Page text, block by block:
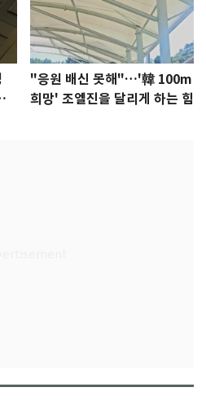
"응원 배신 못해"…'韓 100m
희망' 조엘진을 달리게 하는 힘